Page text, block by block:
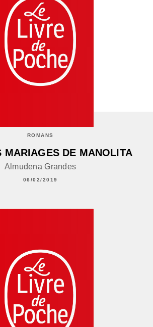
ROMANS
MARIAGES DE MANOLITA
Almudena Grandes
06/02/2019